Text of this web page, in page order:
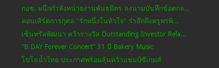
กอช. ผนึกกำลังหน่วยงานพันธมิตร ลงนามบันทึกข้อตกล...
คอนเสิร์ตการกุศล "รักหนึ่งในหัวใจ" รำลึกถึงครูพรพิ...
เซ็นทรัลพัฒนา คว้ารางวัล Outstanding Investor Rela...
“B.DAY Forever Concert” 31 ปี Bakery Music
โปโลน้ำไทย ประกาศพร้อมลุ้นคว้าแชมป์ซีเกมส์